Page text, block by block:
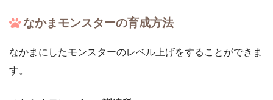
なかまモンスターの育成方法
なかまにしたモンスターのレベル上げをすることができま
す。